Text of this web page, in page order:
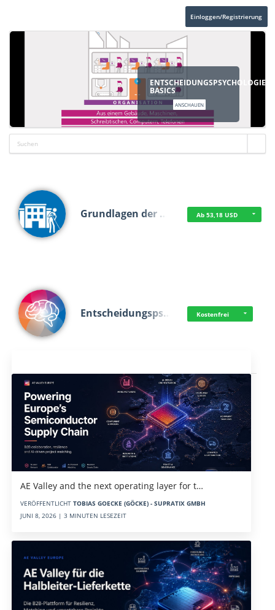
Einloggen/Registrierung
ENTSCHEIDUNGSPSYCHOLOGIE
BASICS
ANSCHAUEN
Grundlagen der … Ab 53,18 USD
Entscheidungsps… Kostenfrei
AE Valley and the next operating layer for t…
VERÖFFENTLICHT TOBIAS GOECKE (GÖCKE) - SUPRATIX GMBH
JUNI 8, 2026 | 3 MINUTEN LESEZEIT